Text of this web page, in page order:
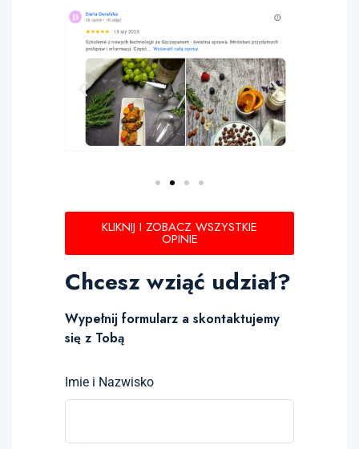
KLIKNIJ I ZOBACZ WSZYSTKIE
OPINIE
Chcesz wziąć udział?
Wypełnij formularz a skontaktujemy
się z Tobą
Imie i Nazwisko